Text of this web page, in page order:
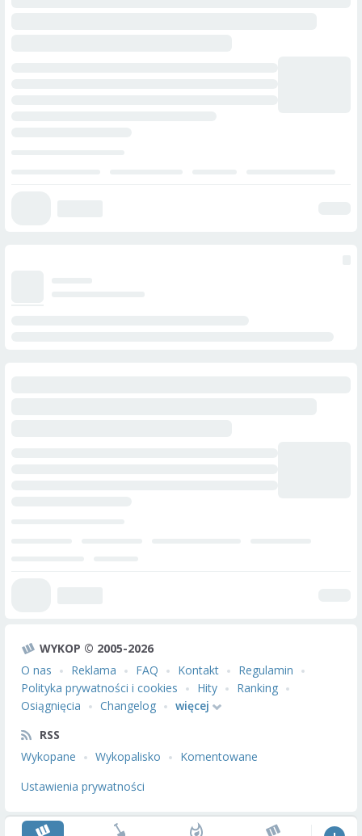
WYKOP © 2005-2026
O nas
Reklama FAQ Kontakt
Regulamin
Polityka prywatności i cookies
Hity
Ranking
Osiągnięcia
Changelog
więcej
RSS
Wykopane
Wykopalisko
Komentowane
Ustawienia prywatności